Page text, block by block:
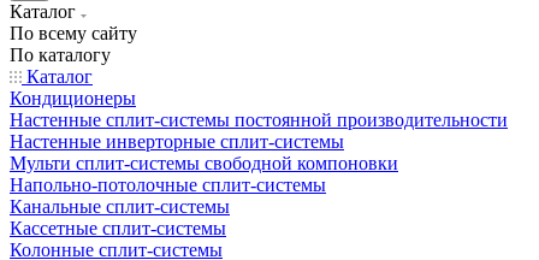
Каталог
По всему сайту
По каталогу
Каталог
Кондиционеры
Настенные сплит-системы постоянной производительности
Настенные инверторные сплит-системы
Мульти сплит-системы свободной компоновки
Напольно-потолочные сплит-системы
Канальные сплит-системы
Кассетные сплит-системы
Колонные сплит-системы